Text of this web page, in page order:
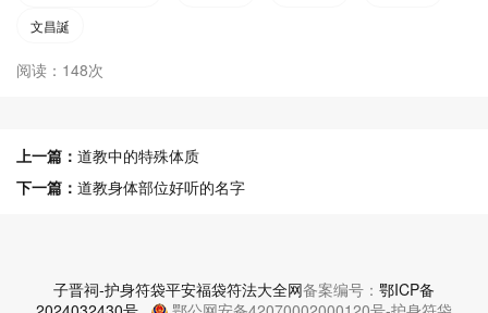
文昌誕
阅读：148次
上一篇： 道教中的特殊体质
下一篇： 道教身体部位好听的名字
子晋祠-护身符袋平安福袋符法大全网备案编号： 鄂ICP备